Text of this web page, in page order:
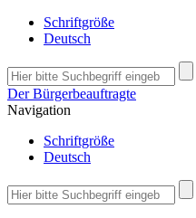
Schriftgröße
Deutsch
Der Bürgerbeauftragte
Navigation
Schriftgröße
Deutsch